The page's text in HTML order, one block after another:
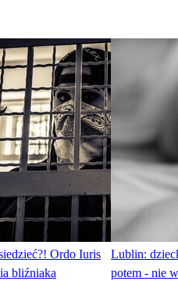
Ordo Iuris
bliźniaka
Lublin:
potem - nie